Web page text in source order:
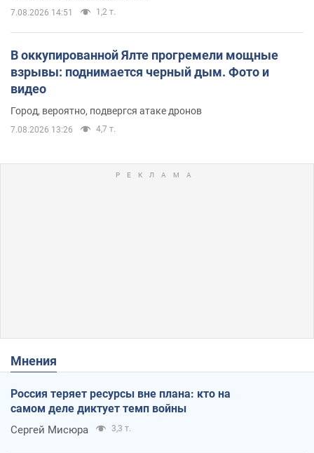
7.08.2026 14:51 1,2 т.
В оккупированной Ялте прогремели мощные
взрывы: поднимается черный дым. Фото и
видео
Город, вероятно, подвергся атаке дронов
7.08.2026 13:26 4,7 т.
Мнения
Россия теряет ресурсы вне плана: кто на
самом деле диктует темп войны
Сергей Мисюра 3,3 т.